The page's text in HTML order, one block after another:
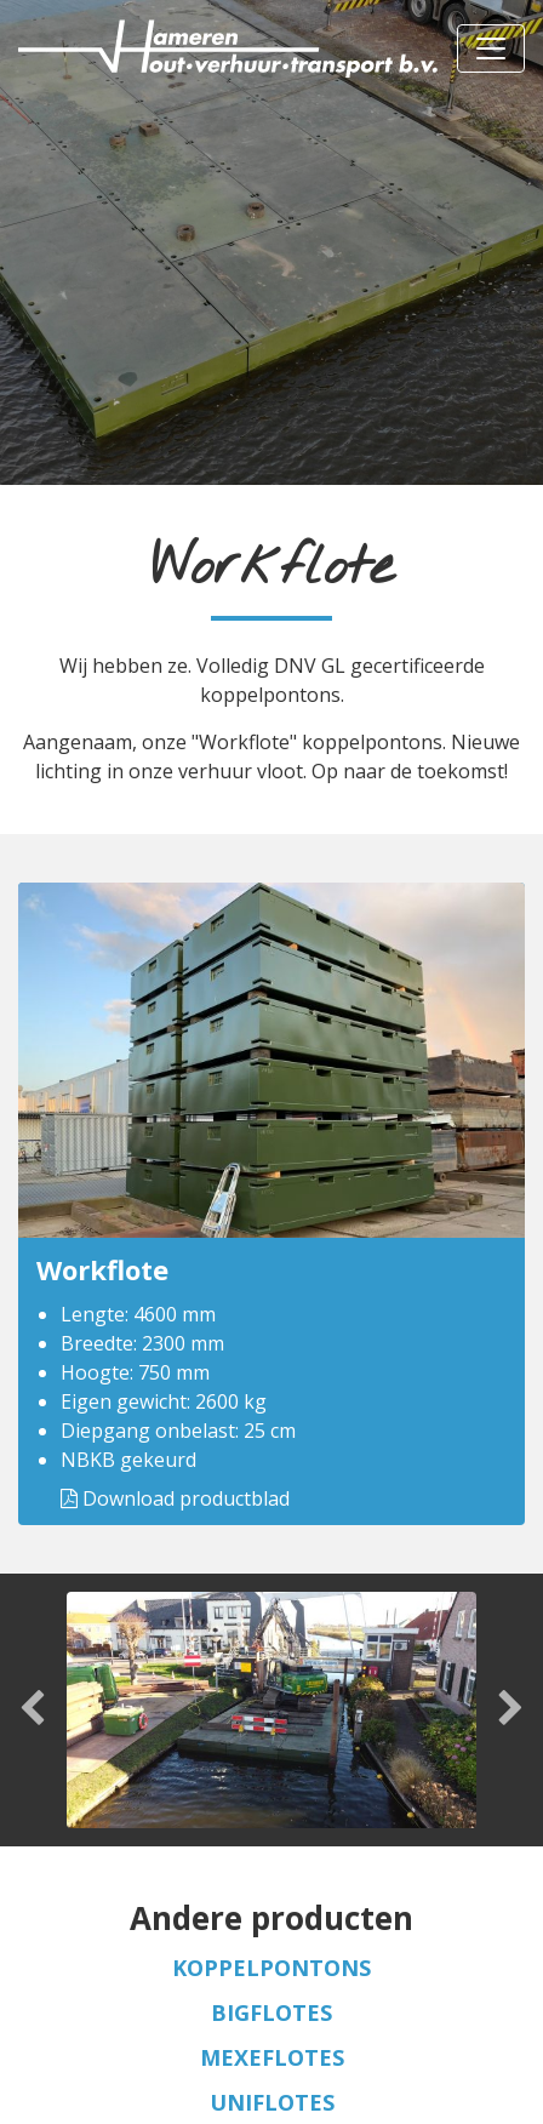
Workflote
Wij hebben ze. Volledig DNV GL gecertificeerde
koppelpontons.
Aangenaam, onze "Workflote" koppelpontons. Nieuwe
lichting in onze verhuur vloot. Op naar de toekomst!
Workflote
Lengte: 4600 mm
Breedte: 2300 mm
Hoogte: 750 mm
Eigen gewicht: 2600 kg
Diepgang onbelast: 25 cm
NBKB gekeurd
Download productblad
Andere producten
KOPPELPONTONS
BIGFLOTES
MEXEFLOTES
UNIFLOTES